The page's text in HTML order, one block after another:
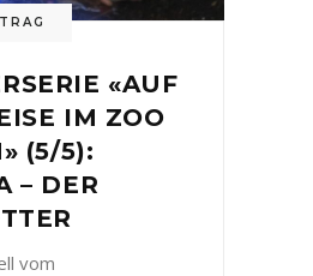
«AUF
IM ZOO
(5/5):
– DER
vom